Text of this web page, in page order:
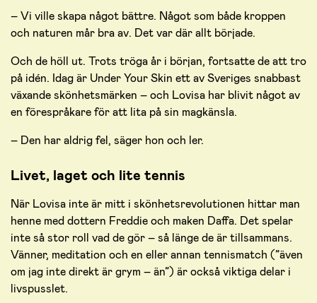
– Vi ville skapa något bättre. Något som både kroppen
och naturen mår bra av. Det var där allt började.
Och de höll ut. Trots tröga år i början, fortsatte de att tro
på idén. Idag är Under Your Skin ett av Sveriges snabbast
växande skönhetsmärken – och Lovisa har blivit något av
en förespråkare för att lita på sin magkänsla.
– Den har aldrig fel, säger hon och ler.
Livet, laget och lite tennis
När Lovisa inte är mitt i skönhetsrevolutionen hittar man
henne med dottern Freddie och maken Daffa. Det spelar
inte så stor roll vad de gör – så länge de är tillsammans.
Vänner, meditation och en eller annan tennismatch (”även
om jag inte direkt är grym – än”) är också viktiga delar i
livspusslet.